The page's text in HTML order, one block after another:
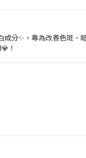
分✨，專為改善色斑、
！